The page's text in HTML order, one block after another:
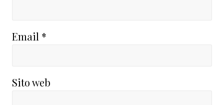
Email *
Sito web